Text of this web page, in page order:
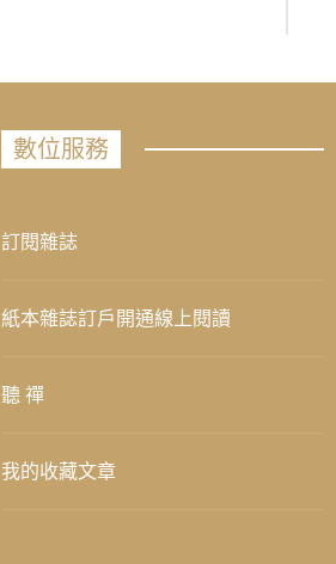
數位服務
訂閱雜誌
紙本雜誌訂戶開通線上閱讀
聽 禪
我的收藏文章